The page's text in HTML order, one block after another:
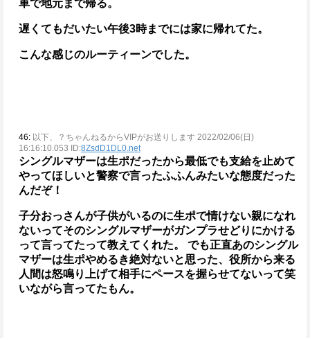
車で地元まで帰る。
遅くてもだいたい午後3時までには家に帰れてた。
こんな感じのルーティーンでした。
46: 以下、？ちゃんねるからVIPがお送りします 2022/02/06(日)
16:16:10.053 ID:8ZsdD1DL0.net
シングルマザーは生ポだったから最低でも支給を止めて
やってほしいと警察で言ったふふんみたいな態度だった
んだぞ！
子分おっさんが子供がいるのに生ポで情けない親になれ
ないってそのシングルマザーがガンプラせどりにかける
って言ってたって教えてくれた。 でも正直あのシングル
マザーは生ポやめるき絶対ないと思った、役所から来る
人間は怒鳴り上げて相手にペースを握らせてないって笑
いながら言ってたもん。